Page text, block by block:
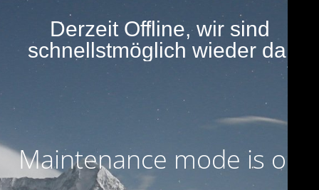
Derzeit Offline, wir sind
schnellstmöglich wieder da.
Maintenance mode is on